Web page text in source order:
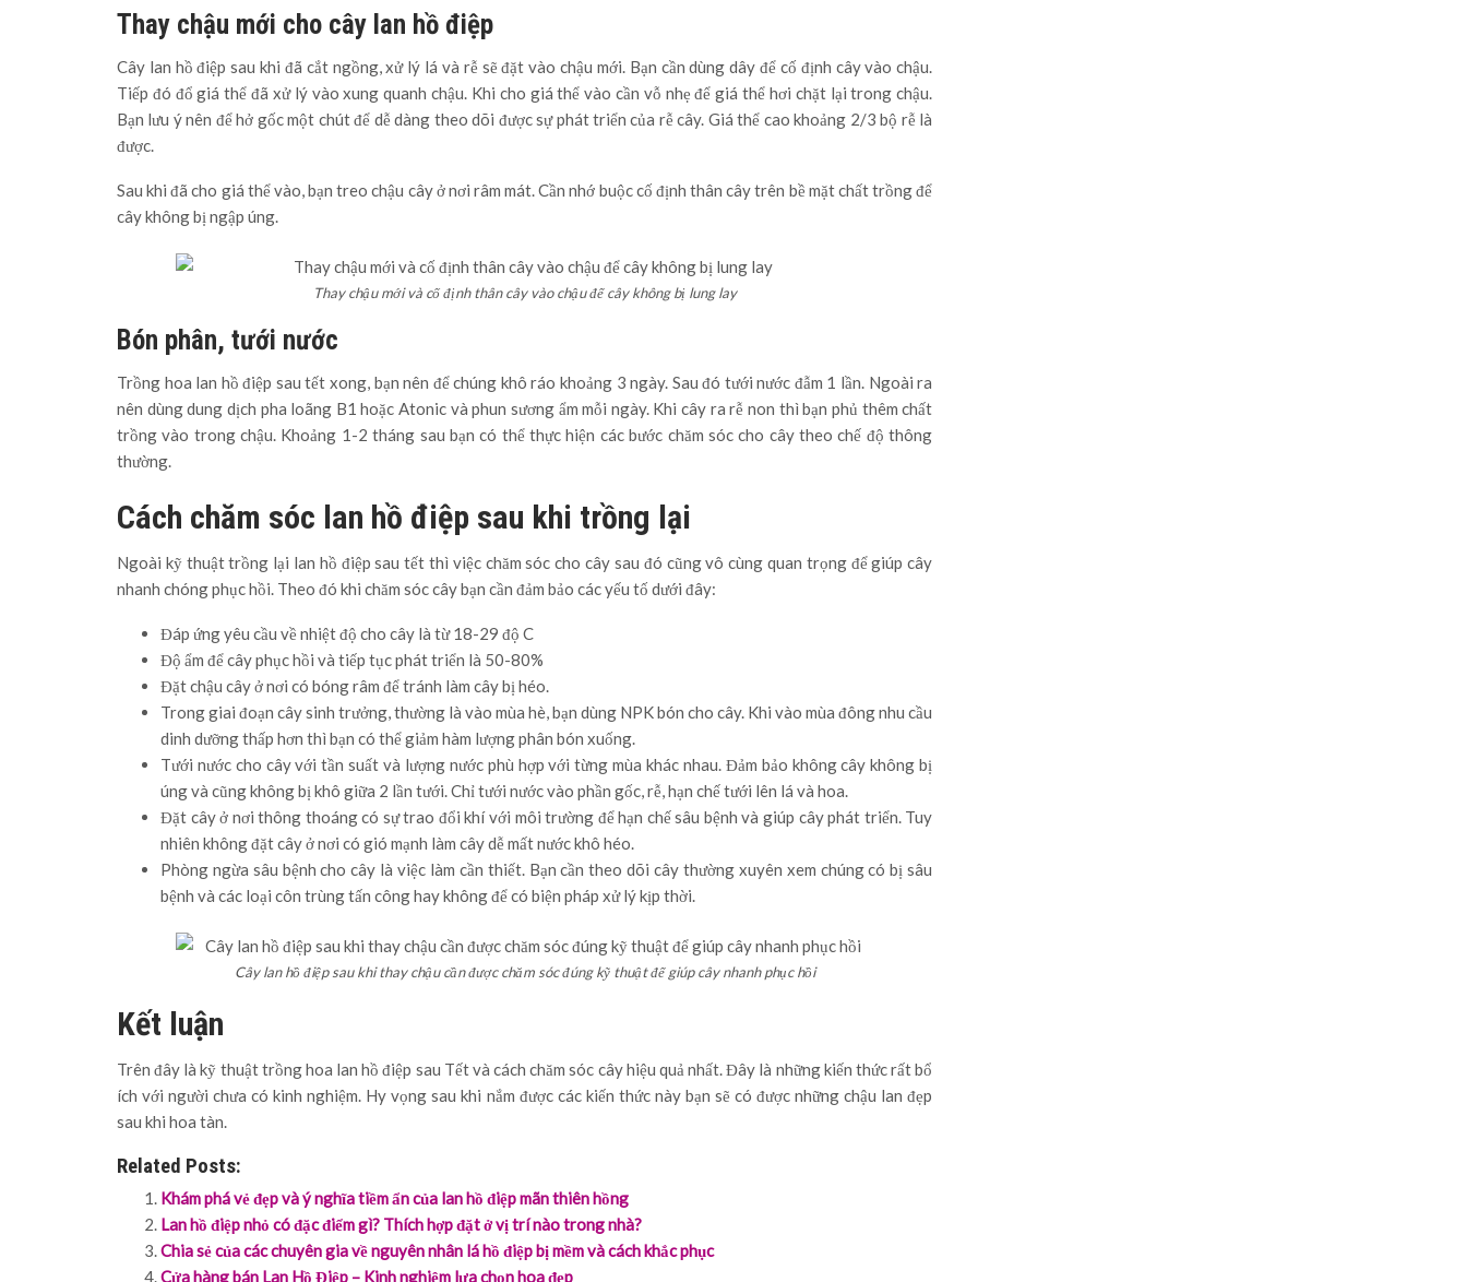
Thay chậu mới cho cây lan hồ điệp
Cây lan hồ điệp sau khi đã cắt ngồng, xử lý lá và rễ sẽ đặt vào chậu mới. Bạn cần dùng dây để cố định cây vào chậu.
Tiếp đó đổ giá thể đã xử lý vào xung quanh chậu. Khi cho giá thể vào cần vỗ nhẹ để giá thể hơi chặt lại trong chậu.
Bạn lưu ý nên để hở gốc một chút để dễ dàng theo dõi được sự phát triển của rễ cây. Giá thể cao khoảng 2/3 bộ rễ là
được.
Sau khi đã cho giá thể vào, bạn treo chậu cây ở nơi râm mát. Cần nhớ buộc cố định thân cây trên bề mặt chất trồng để
cây không bị ngập úng.
Thay chậu mới và cố định thân cây vào chậu để cây không bị lung lay
Bón phân, tưới nước
Trồng hoa lan hồ điệp sau tết xong, bạn nên để chúng khô ráo khoảng 3 ngày. Sau đó tưới nước đẫm 1 lần. Ngoài ra
nên dùng dung dịch pha loãng B1 hoặc Atonic và phun sương ẩm mỗi ngày. Khi cây ra rễ non thì bạn phủ thêm chất
trồng vào trong chậu. Khoảng 1-2 tháng sau bạn có thể thực hiện các bước chăm sóc cho cây theo chế độ thông
thường.
Cách chăm sóc lan hồ điệp sau khi trồng lại
Ngoài kỹ thuật trồng lại lan hồ điệp sau tết thì việc chăm sóc cho cây sau đó cũng vô cùng quan trọng để giúp cây
nhanh chóng phục hồi. Theo đó khi chăm sóc cây bạn cần đảm bảo các yếu tố dưới đây:
Đáp ứng yêu cầu về nhiệt độ cho cây là từ 18-29 độ C
Độ ẩm để cây phục hồi và tiếp tục phát triển là 50-80%
Đặt chậu cây ở nơi có bóng râm để tránh làm cây bị héo.
Trong giai đoạn cây sinh trưởng, thường là vào mùa hè, bạn dùng NPK bón cho cây. Khi vào mùa đông nhu cầu
dinh dưỡng thấp hơn thì bạn có thể giảm hàm lượng phân bón xuống.
Tưới nước cho cây với tần suất và lượng nước phù hợp với từng mùa khác nhau. Đảm bảo không cây không bị
úng và cũng không bị khô giữa 2 lần tưới. Chỉ tưới nước vào phần gốc, rễ, hạn chế tưới lên lá và hoa.
Đặt cây ở nơi thông thoáng có sự trao đổi khí với môi trường để hạn chế sâu bệnh và giúp cây phát triển. Tuy
nhiên không đặt cây ở nơi có gió mạnh làm cây dễ mất nước khô héo.
Phòng ngừa sâu bệnh cho cây là việc làm cần thiết. Bạn cần theo dõi cây thường xuyên xem chúng có bị sâu
bệnh và các loại côn trùng tấn công hay không để có biện pháp xử lý kịp thời.
Cây lan hồ điệp sau khi thay chậu cần được chăm sóc đúng kỹ thuật để giúp cây nhanh phục hồi
Kết luận
Trên đây là kỹ thuật trồng hoa lan hồ điệp sau Tết và cách chăm sóc cây hiệu quả nhất. Đây là những kiến thức rất bổ
ích với người chưa có kinh nghiệm. Hy vọng sau khi nắm được các kiến thức này bạn sẽ có được những chậu lan đẹp
sau khi hoa tàn.
Related Posts:
Khám phá vẻ đẹp và ý nghĩa tiềm ẩn của lan hồ điệp mãn thiên hồng
Lan hồ điệp nhỏ có đặc điểm gì? Thích hợp đặt ở vị trí nào trong nhà?
Chia sẻ của các chuyên gia về nguyên nhân lá hồ điệp bị mềm và cách khắc phục
Cửa hàng bán Lan Hồ Điệp – Kinh nghiệm lựa chọn hoa đẹp